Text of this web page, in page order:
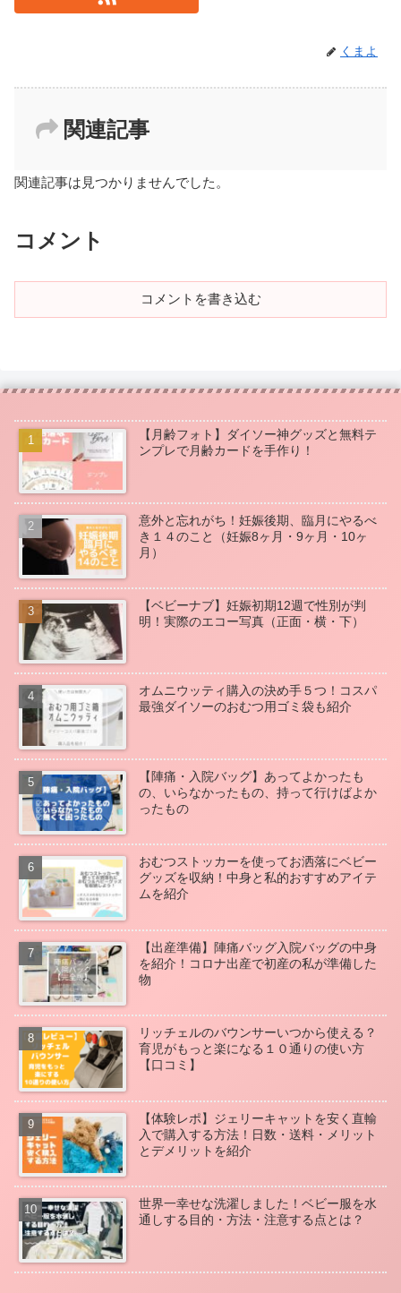
くまよ
関連記事
関連記事は見つかりませんでした。
コメント
コメントを書き込む
【月齢フォト】ダイソー神グッズと無料テ
ンプレで月齢カードを手作り！
意外と忘れがち！妊娠後期、臨月にやるべ
き１４のこと（妊娠8ヶ月・9ヶ月・10ヶ
月）
【ベビーナブ】妊娠初期12週で性別が判
明！実際のエコー写真（正面・横・下）
オムニウッティ購入の決め手５つ！コスパ
最強ダイソーのおむつ用ゴミ袋も紹介
【陣痛・入院バッグ】あってよかったも
の、いらなかったもの、持って行けばよか
ったもの
おむつストッカーを使ってお洒落にベビー
グッズを収納！中身と私的おすすめアイテ
ムを紹介
【出産準備】陣痛バッグ入院バッグの中身
を紹介！コロナ出産で初産の私が準備した
物
リッチェルのバウンサーいつから使える？
育児がもっと楽になる１０通りの使い方
【口コミ】
【体験レポ】ジェリーキャットを安く直輸
入で購入する方法！日数・送料・メリット
とデメリットを紹介
世界一幸せな洗濯しました！ベビー服を水
通しする目的・方法・注意する点とは？